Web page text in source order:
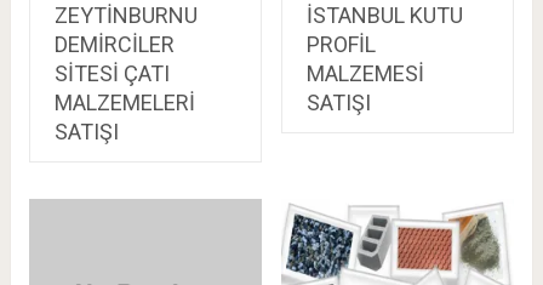
ZEYTİNBURNU
DEMİRCİLER
SİTESİ ÇATI
MALZEMELERİ
SATIŞI
İSTANBUL KUTU
PROFİL
MALZEMESİ
SATIŞI